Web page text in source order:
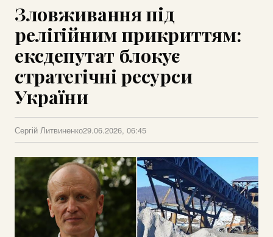
Зловживання під
релігійним прикриттям:
ексдепутат блокує
стратегічні ресурси
України
Сергій Литвиненко29.06.2026, 06:45